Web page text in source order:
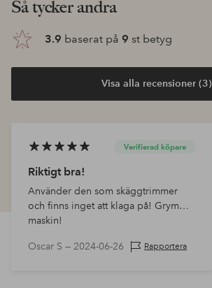
Så tycker andra
3.9 baserat på 9 st betyg
Visa alla recensioner (3)
Verifierad köpare
Riktigt bra!
Använder den som skäggtrimmer
och finns inget att klaga på! Grym
maskin!
Oscar S — 2024-06-26 Rapportera